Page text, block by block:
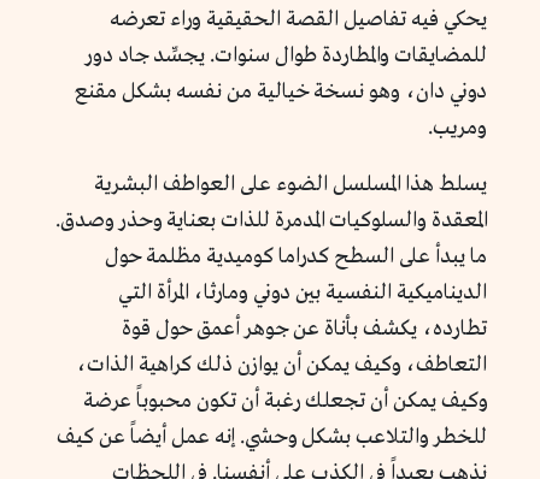
يحكي فيه تفاصيل القصة الحقيقية وراء تعرضه
للمضايقات والمطاردة طوال سنوات. يجسِّد جاد دور
دوني دان، وهو نسخة خيالية من نفسه بشكل مقنع
ومريب.
يسلط هذا المسلسل الضوء على العواطف البشرية
المعقدة والسلوكيات المدمرة للذات بعناية وحذر وصدق.
ما يبدأ على السطح كدراما كوميدية مظلمة حول
الديناميكية النفسية بين دوني ومارثا، المرأة التي
تطارده، يكشف بأناة عن جوهر أعمق حول قوة
التعاطف، وكيف يمكن أن يوازن ذلك كراهية الذات،
وكيف يمكن أن تجعلك رغبة أن تكون محبوباً عرضة
للخطر والتلاعب بشكل وحشي. إنه عمل أيضاً عن كيف